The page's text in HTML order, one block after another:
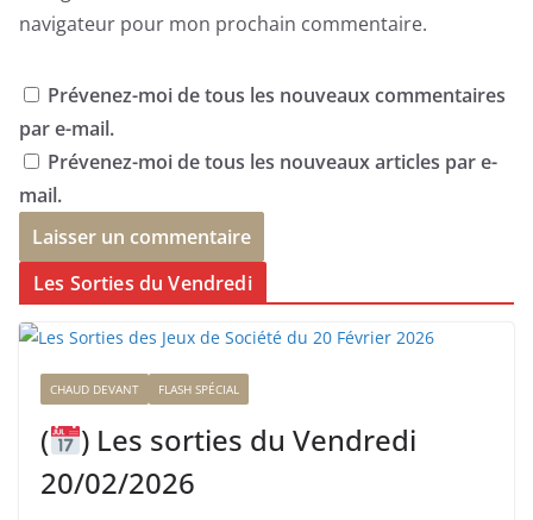
navigateur pour mon prochain commentaire.
Prévenez-moi de tous les nouveaux commentaires
par e-mail.
Prévenez-moi de tous les nouveaux articles par e-
mail.
Les Sorties du Vendredi
CHAUD DEVANT FLASH SPÉCIAL
(
) Les sorties du Vendredi
20/02/2026